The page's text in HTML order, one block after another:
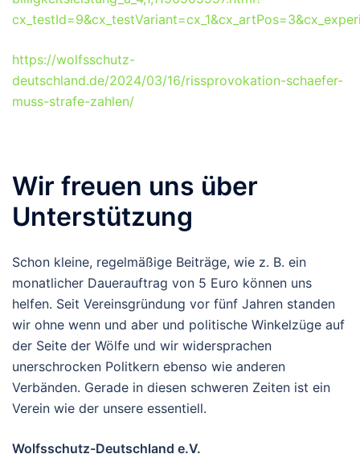
https://wolfsschutz-
deutschland.de/2024/03/16/rissprovokation-schaefer-
muss-strafe-zahlen/
Wir freuen uns über
Unterstützung
Schon kleine, regelmäßige Beiträge, wie z. B. ein
monatlicher Dauerauftrag von 5 Euro können uns
helfen. Seit Vereinsgründung vor fünf Jahren standen
wir ohne wenn und aber und politische Winkelzüge auf
der Seite der Wölfe und wir widersprachen
unerschrocken Politkern ebenso wie anderen
Verbänden. Gerade in diesen schweren Zeiten ist ein
Verein wie der unsere essentiell.
Wolfsschutz-Deutschland e.V.